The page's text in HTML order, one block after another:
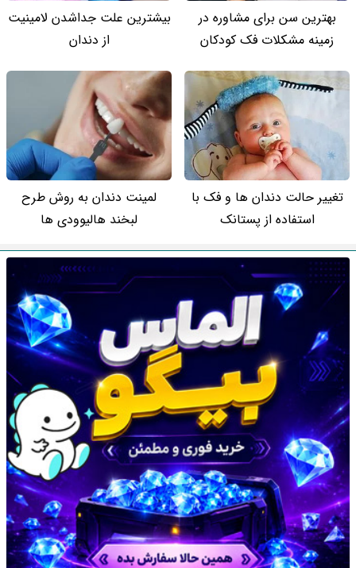
بهترین سن برای مشاوره در
زمینه مشکلات فک کودکان
بیشترین علت جداشدن لامینیت
از دندان
تغییر حالت دندان ها و فک با
استفاده از پستانک
لمینت دندان به روش طرح
لبخند هالیوودی ها